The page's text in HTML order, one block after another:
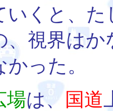
いくと、
、視界は
った。
場は、 国道